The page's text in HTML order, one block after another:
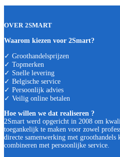
OVER 2SMART
Waarom kiezen voor 2Smart?
✓ Groothandelsprijzen
✓ Topmerken
✓ Snelle levering
✓ Belgische service
✓ Persoonlijk advies
✓ Veilig online betalen
Hoe willen we dat realiseren ?
2Smart werd opgericht in 2008 om
toegankelijk te maken voor zowel
directe samenwerking met
combineren met persoonlijke service.